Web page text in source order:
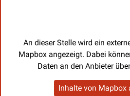
An dieser Stelle wird ein
Mapbox angezeigt. Dabei
Daten an den Anbieter
Inhalte von Mapbox